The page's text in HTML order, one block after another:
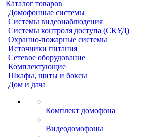
Каталог товаров
Домофонные системы
Системы видеонаблюдения
Системы контроля доступа (СКУД)
Охранно-пожарные системы
Источники питания
Сетевое оборудование
Комплектующие
Шкафы, щиты и боксы
Дом и дача
Комплект домофона
Видеодомофоны